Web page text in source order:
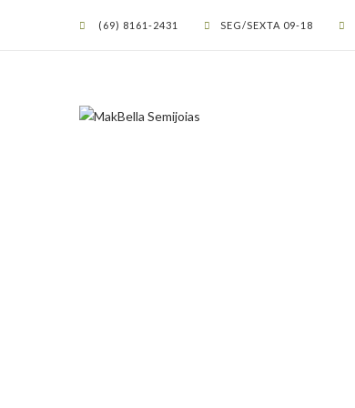
(69) 8161-2431 SEG/SEXTA 09-18